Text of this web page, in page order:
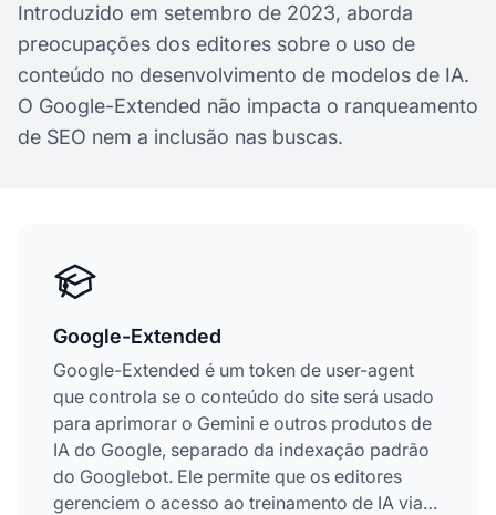
Introduzido em setembro de 2023, aborda
preocupações dos editores sobre o uso de
conteúdo no desenvolvimento de modelos de IA.
O Google-Extended não impacta o ranqueamento
de SEO nem a inclusão nas buscas.
Google-Extended
Google-Extended é um token de user-agent
que controla se o conteúdo do site será usado
para aprimorar o Gemini e outros produtos de
IA do Google, separado da indexação padrão
do Googlebot. Ele permite que os editores
gerenciem o acesso ao treinamento de IA via